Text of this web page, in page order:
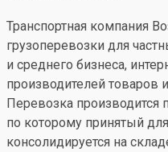
Транспортная компания
грузоперевозки для
и среднего бизнеса,
производителей товаров
Перевозка производится
по которому принятый
консолидируется на